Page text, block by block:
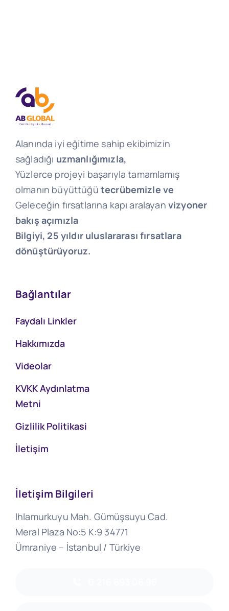
Alanında iyi eğitime sahip ekibimizin
sağladığı uzmanlığımızla,
Yüzlerce projeyi başarıyla tamamlamış
olmanın büyüttüğü tecrübemizle ve
Geleceğin fırsatlarına kapı aralayan vizyoner
bakış açımızla
Bilgiyi, 25 yıldır uluslararası fırsatlara
dönüştürüyoruz.
Bağlantılar
Faydalı Linkler
Hakkımızda
Videolar
KVKK Aydınlatma
Metni
Gizlilik Politikasi
İletişim
İletişim Bilgileri
Ihlamurkuyu Mah. Gümüşsuyu Cad.
Meral Plaza No:5 K:9 34771
Ümraniye – İstanbul / Türkiye